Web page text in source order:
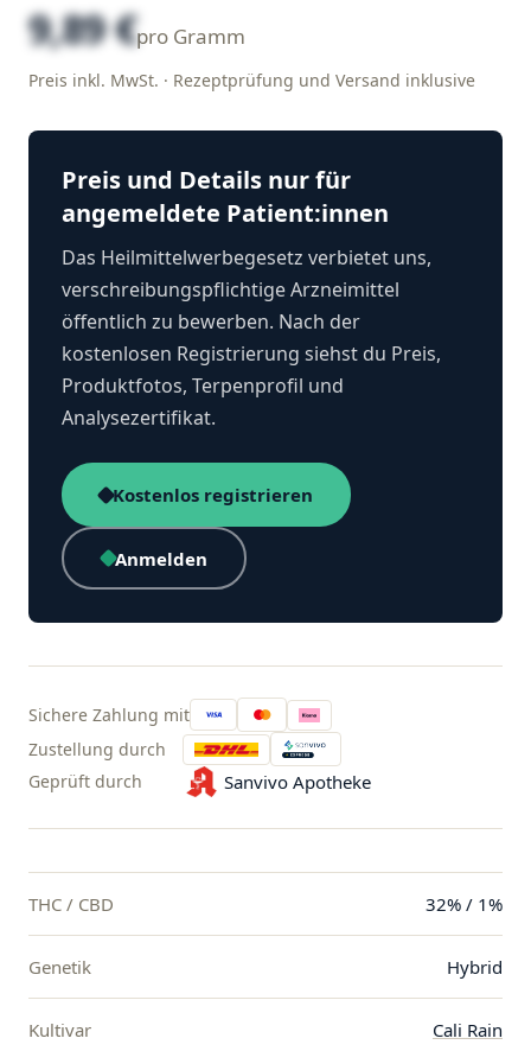
9,89 €pro Gramm
Preis inkl. MwSt. · Rezeptprüfung und Versand inklusive
Preis und Details nur für
angemeldete Patient:innen
Das Heilmittelwerbegesetz verbietet uns,
verschreibungspflichtige Arzneimittel
öffentlich zu bewerben. Nach der
kostenlosen Registrierung siehst du Preis,
Produktfotos, Terpenprofil und
Analysezertifikat.
Kostenlos registrieren
Anmelden
Sichere Zahlung mit
Zustellung durch
Geprüft durch
Sanvivo Apotheke
THC / CBD 32% / 1%
Genetik Hybrid
Kultivar Cali Rain